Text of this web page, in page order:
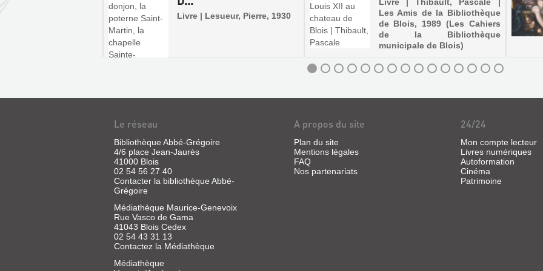
À
LA
RENAISSANCE
:
Gradenigo,
2014
Catalogue
de
l'exposition
consacrée
aux
relations
entre
le
château
et
son
Les Amis de la Bibliothèque
de Blois, 1989 (Les Cahiers
de la Bibliothèque
municipale de Blois)
Livre | Lesueur, Pierre, 1930
LA
Le réseau
Bibliothèque Abbé-Grégoire
4/6 place Jean-Jaurès
41000 Blois
02 54 56 27 40
Contacter la bibliothèque Abbé-
Grégoire
Médiathèque Maurice-Genevoix
Rue Vasco de Gama
41043 Blois Cedex
02 54 43 31 13
Contactez la Médiathèque
Médiathèque
A propos du site
Plan du site
Mentions légales
FAQ
Nos partenariats
24/24
Mon compte lecteur
Livres numériques
Autoformation
Cinéma
Patrimoine